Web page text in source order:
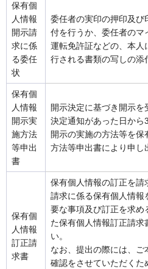
保有個
人情報
開示請
求に係
る委任
状
委任者の実印の押印及び
付を行うか、委任者のマ
運転免許証などの、本人
行される書類の写しの添
保有個
人情報
開示実
施方法
等申出
書
開示決定に基づき開示
決定通知があった日から
開示の実施の方法等を
方法等申出書により申し
保有個
人情報
訂正請
求書
保有個人情報の訂正を請
請求に係る保有個人情報
要な事項及び訂正を求め
た保有個人情報訂正請求
い。
なお、提出の際には、ご
確認をさせていただくた